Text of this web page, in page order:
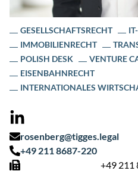
GESELLSCHAFTSRECHT
IMMOBILIENRECHT
POLISH DESK
VENTURE
EISENBAHNRECHT
INTERNATIONALES
rosenberg@tigges.legal
+49 211 8687-220
+49 211